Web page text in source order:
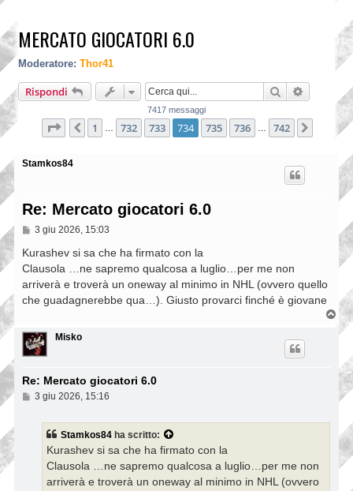
MERCATO GIOCATORI 6.0
Moderatore: Thor41
Rispondi Cerca Ricerca
7417 messaggi
Pagina 734 di742
Precedente
1 732 733 734 735 736 742
Stamkos84
Re: Mercato giocatori 6.0
M
s
s
a
g
i
3 giu 2026, 15:03
Kurashev si sa che ha firmato con la
Clausola …ne sapremo qualcosa a luglio…per me non
arriverà e troverà un oneway al minimo in NHL (ovvero quello
che guadagnerebbe qua…). Giusto provarci finché è giovane
p
Misko
Re: Mercato giocatori 6.0
M
3 giu 2026, 15:16
Stamkos84 ha scritto:
Kurashev si sa che ha firmato con la
Clausola …ne sapremo qualcosa a luglio…per me non
arriverà e troverà un oneway al minimo in NHL (ovvero